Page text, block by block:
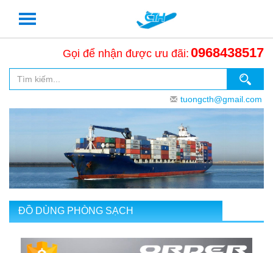
Gọi để nhận được ưu đãi: 0968438517
tuongcth@gmail.com
ĐỒ DÙNG PHÒNG SẠCH